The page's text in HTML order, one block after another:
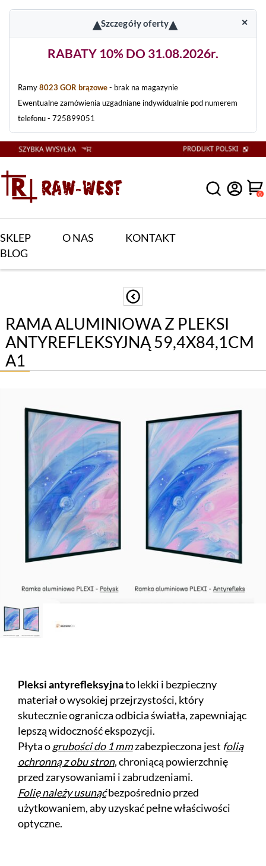
▴Szczegóły oferty▴ ✕
RABATY 10% DO 31.08.2026r.
Ramy8023 GOR brązowe- brak na magazynie
Ewentualne zamówienia uzgadniane indywidualnie pod numerem
telefonu - 725899051
0
SKLEP O NAS
KONTAKT
BLOG
RAMA ALUMINIOWA Z PLEKSI
ANTYREFLEKSYJNĄ 59,4X84,1CM
A1
Pleksi antyrefleksyjnato lekki i bezpieczny
materiał o wysokiej przejrzystości, który
skutecznie ogranicza odbicia światła, zapewniając
lepszą widoczność ekspozycji.
Płyta ogrubości do 1 mmzabezpieczona jest folią
ochronną z obu stron, chroniącą powierzchnię
przed zarysowaniami i zabrudzeniami.
Folię należy usunąćbezpośrednio przed
użytkowaniem, aby uzyskać pełne właściwości
optyczne.